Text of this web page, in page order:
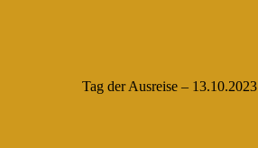
Tag der Ausreise – 13.10.2023